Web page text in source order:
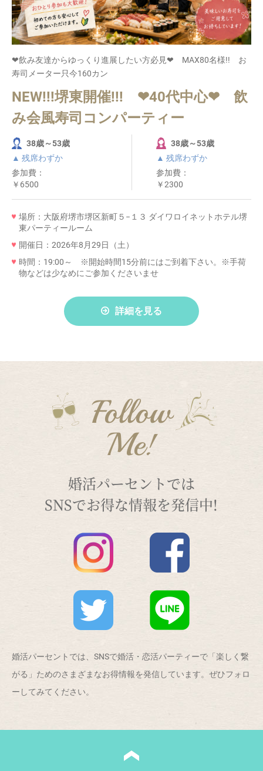
❤飲み友達からゆっくり進展したい方必見❤ MAX80名様!! お
寿司メーター只今160カン
NEW!!!堺東開催!!! ❤40代中心❤ 飲
み会風寿司コンパーティー
38歳～53歳
▲ 残席わずか
参加費：
￥6500
38歳～53歳
▲ 残席わずか
参加費：
￥2300
場所：大阪府堺市堺区新町５−１３ ダイワロイネットホテル堺
東パーティールーム
開催日：2026年8月29日（土）
時間：19:00～ ※開始時間15分前にはご到着下さい。※手荷
物などは少なめにご参加くださいませ
詳細を見る
Follow
Me!
婚活パーセントでは
SNSでお得な情報を発信中!
婚活パーセントでは、SNSで婚活・恋活パーティーで「楽しく繋
がる」ためのさまざまなお得情報を発信しています。ぜひフォロ
ーしてみてください。